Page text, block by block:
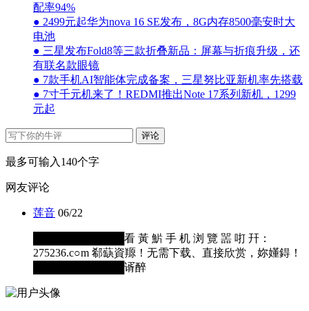
配率94%
● 2499元起华为nova 16 SE发布，8G内存8500毫安时大
电池
● 三星发布Fold8等三款折叠新品：屏幕与折痕升级，还
有联名款眼镜
● 7款手机AI智能体完成备案，三星努比亚新机率先搭载
● 7寸千元机来了！REDMI推出Note 17系列新机，1299
元起
评论
最多可输入140个字
网友评论
莲音 06/22
████████████看 黃 魸 手 机 浏 覽 噐 咑 幵：
275236.c○m 郗蒛資羱！无需下载、直接欣赏，妳嬞鍀！
████████████谞醉